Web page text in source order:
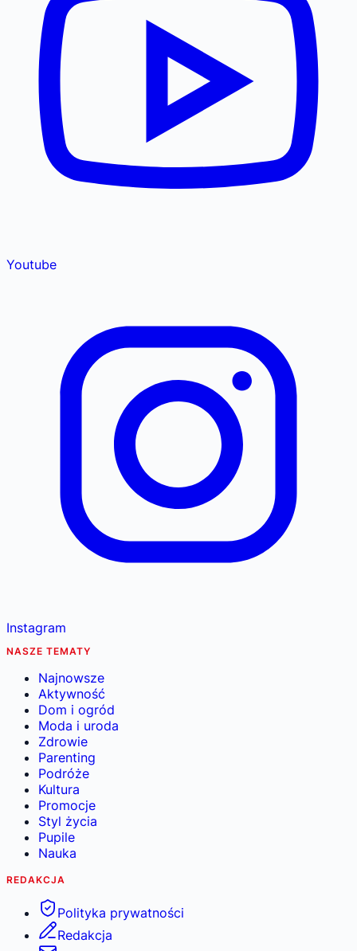
Youtube
Instagram
NASZE TEMATY
Najnowsze
Aktywność
Dom i ogród
Moda i uroda
Zdrowie
Parenting
Podróże
Kultura
Promocje
Styl życia
Pupile
Nauka
REDAKCJA
Polityka prywatności
Redakcja